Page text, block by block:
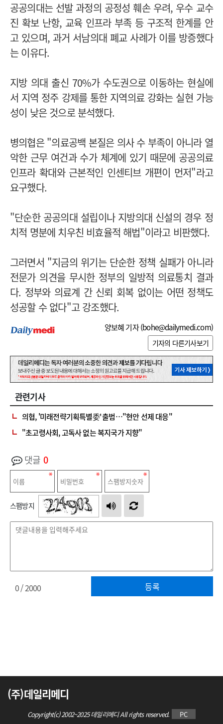
공공의대는 선발 과정의 공정성 훼손 우려, 우수 교수
진 확보 난항, 교육 인프라 부족 등 구조적 한계를 안
고 있으며, 과거 서남의대 폐교 사례가 이를 방증했다
는 이유다.
지방 의대 출신 70%가 수도권으로 이동하는 현실에
서 지역 정주 강제를 통한 지역의료 강화는 실현 가능
성이 낮은 것으로 분석했다.
병의협은 "의료공백 본질은 의사 수 부족이 아니라 열
악한 근무 여건과 수가 체계에 있기 때문에 공공의료
인프라 확대와 근본적인 인센티브 개편이 먼저"라고
요구했다.
"단순한 공공의대 설립이나 지방의대 신설의 경우 정
치적 명분에 치우친 비효율적 해법"이라고 비판했다.
그러면서 "지금의 위기는 단순한 정책 실패가 아니라
전문가 의견을 무시한 정부의 일방적 의료통치 결과
다. 정부와 의료계 간 신뢰 회복 없이는 어떤 정책도
성공할 수 없다"고 강조했다.
양보혜 기자 (bohe@dailymedi.com)
기자의 다른기사보기
관련기사
의협, '미래전략기획특별委' 출범…"현안 선제 대응"
"초고령사회, 고독사 없는 복지국가 지향"
댓글 0
스팸방지
등록
0/ 2000
(주)데일리메디
Copyright(c) 2002~2025 데일리메디 All rights reserved. PC